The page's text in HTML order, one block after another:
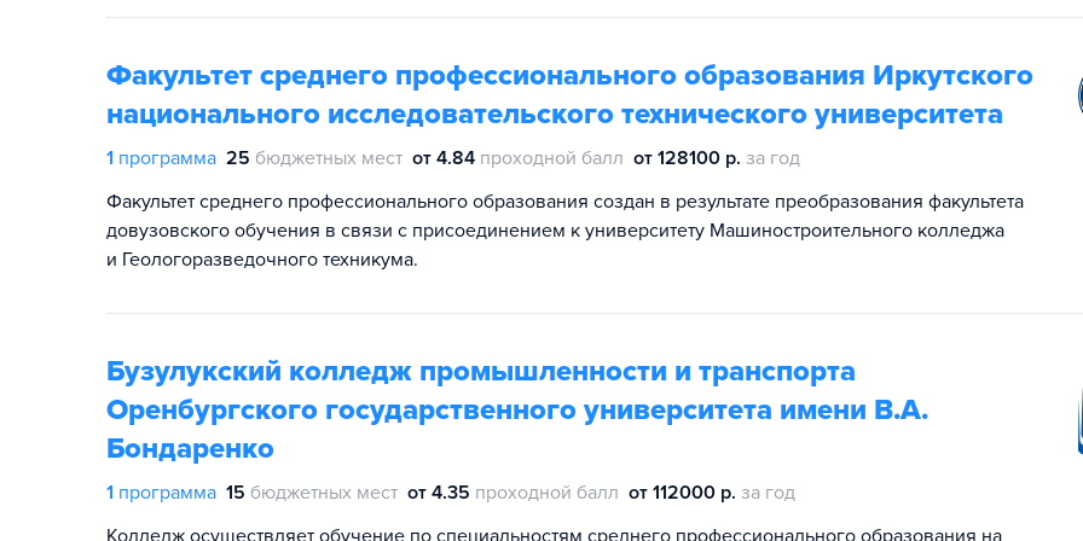
Факультет среднего профессионального образования Иркутского
национального исследовательского технического университета
1 программа 25 бюджетных мест от 4.84 проходной балл от 128100 р. за год
Факультет среднего профессионального образования создан в результате преобразования факультета
довузовского обучения в связи с присоединением к университету Машиностроительного колледжа
и Геологоразведочного техникума.
Бузулукский колледж промышленности и транспорта
Оренбургского государственного университета имени В.А.
Бондаренко
1 программа 15 бюджетных мест от 4.35 проходной балл от 112000 р. за год
Колледж осуществляет обучение по специальностям среднего профессионального образования на